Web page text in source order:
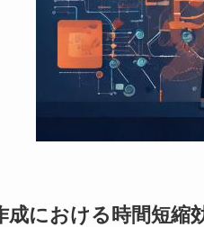
成における時間短縮